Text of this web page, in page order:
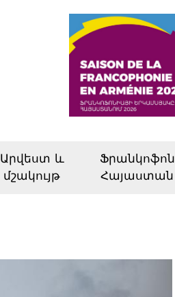
Արվեստ և
մշակույթ
Ֆրանկոֆոն
Հայաստան